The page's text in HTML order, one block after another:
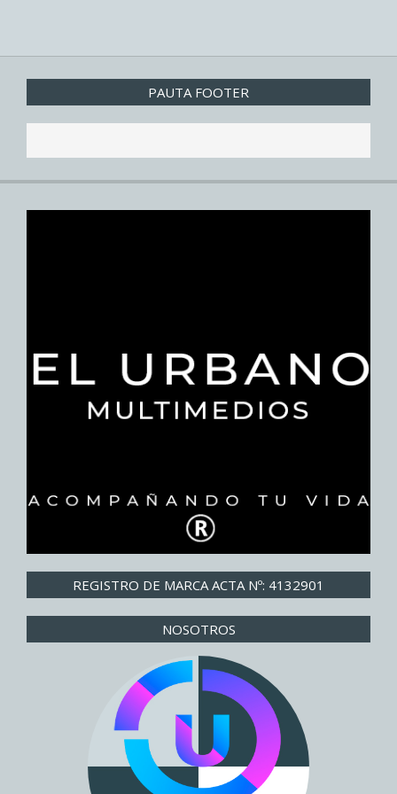
PAUTA FOOTER
REGISTRO DE MARCA ACTA Nº: 4132901
NOSOTROS